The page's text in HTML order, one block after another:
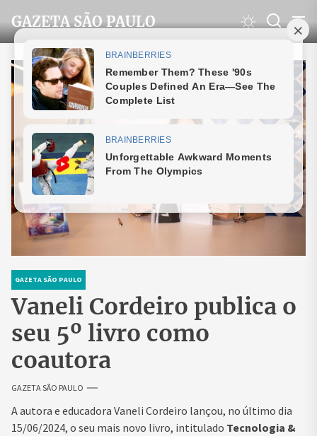
to
the
content
GAZETA SÃO PAULO
GAZETA SÃO PAULO
Vaneli Cordeiro publica o
seu 5º livro como
coautora
GAZETA SÃO PAULO
A autora e educadora Vaneli Cordeiro lançou, no último dia
15/06/2024, o seu mais novo livro, intitulado Tecnologia &